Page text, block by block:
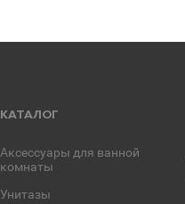
КАТАЛОГ
Аксессуары для ванной
комнаты
Унитазы